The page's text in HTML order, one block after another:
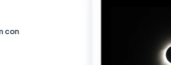
con